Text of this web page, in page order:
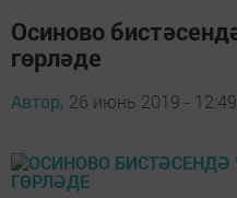
Осиново
гөрләде
Автор, 26 июнь 2019 - 12:49